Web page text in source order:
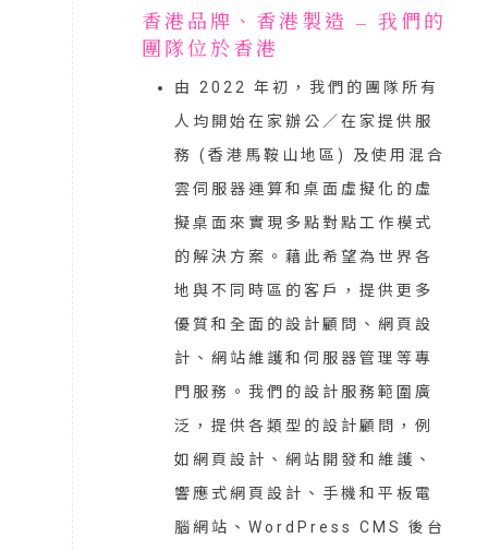
香港品牌、香港製造 – 我們的
團隊位於香港
由 2022 年初，我們的團隊所有
人均開始在家辦公／在家提供服
務 (香港馬鞍山地區) 及使用混合
雲伺服器運算和桌面虛擬化的虛
擬桌面來實現多點對點工作模式
的解決方案。藉此希望為世界各
地與不同時區的客戶，提供更多
優質和全面的設計顧問、網頁設
計、網站維護和伺服器管理等專
門服務。我們的設計服務範圍廣
泛，提供各類型的設計顧問，例
如網頁設計、網站開發和維護、
響應式網頁設計、手機和平板電
腦網站、WordPress CMS 後台